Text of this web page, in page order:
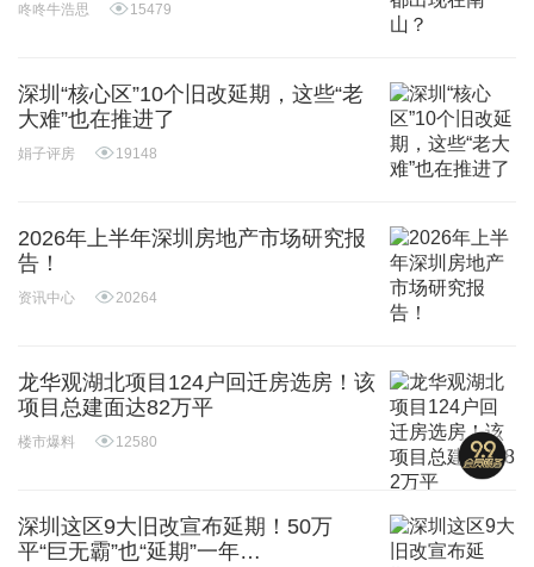
咚咚牛浩思 15479
深圳“核心区”10个旧改延期，这些“老
大难”也在推进了
娟子评房 19148
2026年上半年深圳房地产市场研究报
告！
资讯中心 20264
龙华观湖北项目124户回迁房选房！该
项目总建面达82万平
楼市爆料 12580
深圳这区9大旧改宣布延期！50万
平“巨无霸”也“延期”一年…